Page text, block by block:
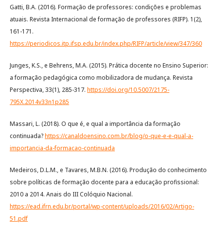
Gatti, B.A. (2016). Formação de professores: condições e problemas
atuais. Revista Internacional de formação de professores (RIFP). 1(2),
161-171.
https://periodicos.itp.ifsp.edu.br/index.php/RIFP/article/view/347/360
Junges, K.S., e Behrens, M.A. (2015). Prática docente no Ensino Superior:
a formação pedagógica como mobilizadora de mudança. Revista
Perspectiva, 33(1), 285-317. https://doi.org/10.5007/2175-
795X.2014v33n1p285
Massari, L. (2018). O que é, e qual a importância da formação
continuada?https://canaldoensino.com.br/blog/o-que-e-e-qual-a-
importancia-da-formacao-continuada
Medeiros, D.L.M., e Tavares, M.B.N. (2016). Produção do conhecimento
sobre políticas de formação docente para a educação profissional:
2010 a 2014. Anais do III Colóquio Nacional.
https://ead.ifrn.edu.br/portal/wp-content/uploads/2016/02/Artigo-
51.pdf